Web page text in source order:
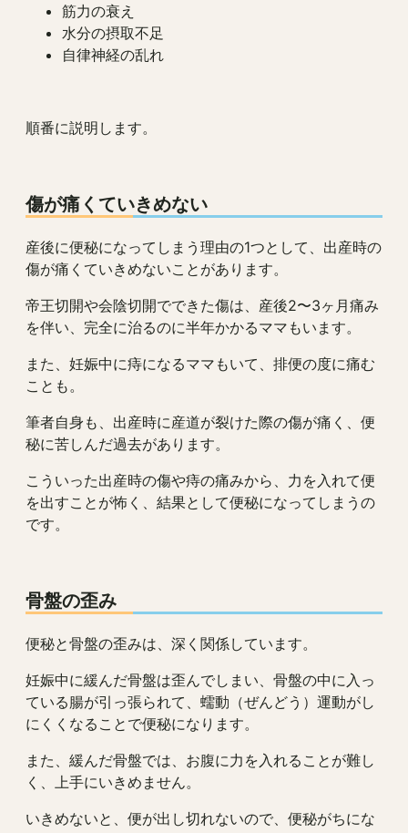
筋力の衰え
水分の摂取不足
自律神経の乱れ
順番に説明します。
傷が痛くていきめない
産後に便秘になってしまう理由の1つとして、出産時の
傷が痛くていきめないことがあります。
帝王切開や会陰切開でできた傷は、産後2〜3ヶ月痛み
を伴い、完全に治るのに半年かかるママもいます。
また、妊娠中に痔になるママもいて、排便の度に痛む
ことも。
筆者自身も、出産時に産道が裂けた際の傷が痛く、便
秘に苦しんだ過去があります。
こういった出産時の傷や痔の痛みから、力を入れて便
を出すことが怖く、結果として便秘になってしまうの
です。
骨盤の歪み
便秘と骨盤の歪みは、深く関係しています。
妊娠中に緩んだ骨盤は歪んでしまい、骨盤の中に入っ
ている腸が引っ張られて、蠕動（ぜんどう）運動がし
にくくなることで便秘になります。
また、緩んだ骨盤では、お腹に力を入れることが難し
く、上手にいきめません。
いきめないと、便が出し切れないので、便秘がちにな